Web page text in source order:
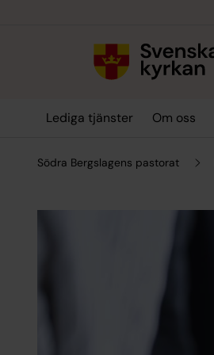
Lediga tjänster Om oss
Södra Bergslagens pastorat